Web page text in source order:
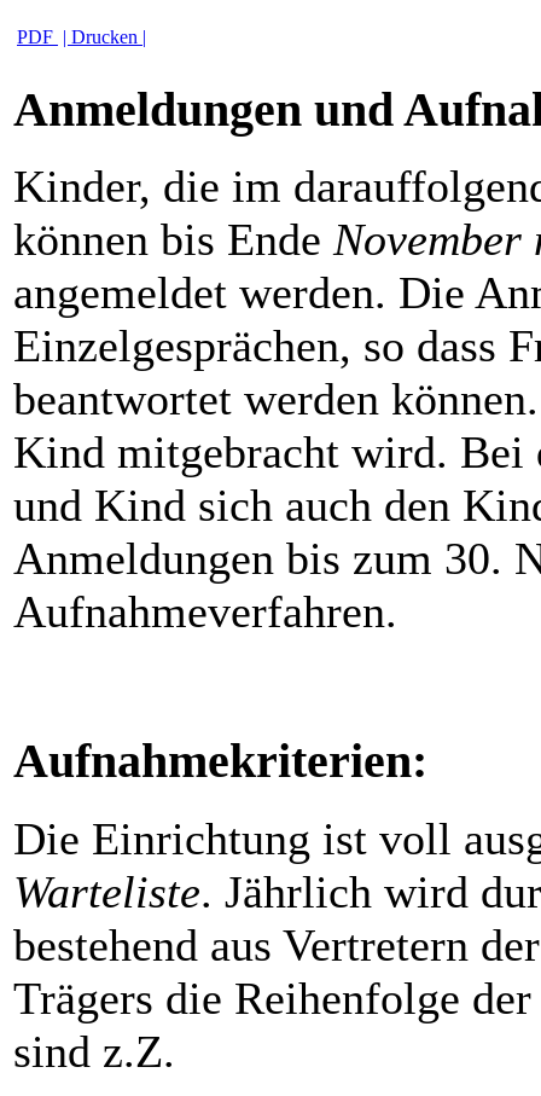
PDF | Drucken |
Anmeldungen und
Kinder, die im
können bis Ende November
angemeldet werden. Die
Einzelgesprächen, so dass
beantwortet werden
Kind mitgebracht wird. Bei
und Kind sich auch den
Anmeldungen bis zum 30.
Aufnahmeverfahren.
Aufnahmekriterien:
Die Einrichtung ist voll
Warteliste. Jährlich wird
bestehend aus Vertretern
Trägers die Reihenfolge
sind z.Z.